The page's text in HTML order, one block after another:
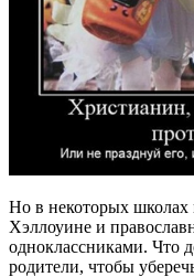
Но в некоторых школах
Хэллоуине и
одноклассниками. Что
родители, чтобы